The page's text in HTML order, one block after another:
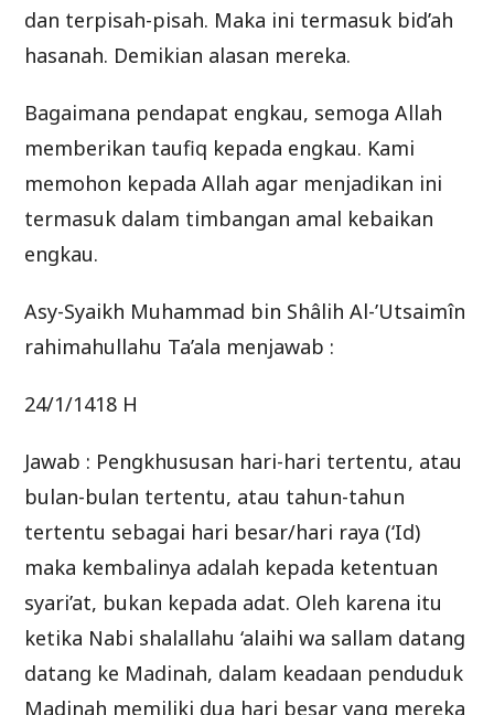
dan terpisah-pisah. Maka ini termasuk bid’ah
hasanah. Demikian alasan mereka.
Bagaimana pendapat engkau, semoga Allah
memberikan taufiq kepada engkau. Kami
memohon kepada Allah agar menjadikan ini
termasuk dalam timbangan amal kebaikan
engkau.
Asy-Syaikh Muhammad bin Shâlih Al-’Utsaimîn
rahimahullahu Ta’ala menjawab :
24/1/1418 H
Jawab : Pengkhususan hari-hari tertentu, atau
bulan-bulan tertentu, atau tahun-tahun
tertentu sebagai hari besar/hari raya (‘Id)
maka kembalinya adalah kepada ketentuan
syari’at, bukan kepada adat. Oleh karena itu
ketika Nabi shalallahu ‘alaihi wa sallam datang
datang ke Madinah, dalam keadaan penduduk
Madinah memiliki dua hari besar yang mereka